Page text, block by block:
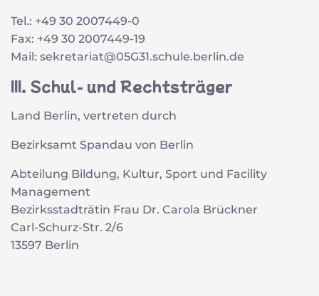
Tel.: +49 30 2007449-0
Fax: +49 30 2007449-19
Mail: sekretariat@05G31.schule.berlin.de
III. Schul- und Rechtsträger
Land Berlin, vertreten durch
Bezirksamt Spandau von Berlin
Abteilung Bildung, Kultur, Sport und Facility
Management
Bezirksstadträtin Frau Dr. Carola Brückner
Carl-Schurz-Str. 2/6
13597 Berlin